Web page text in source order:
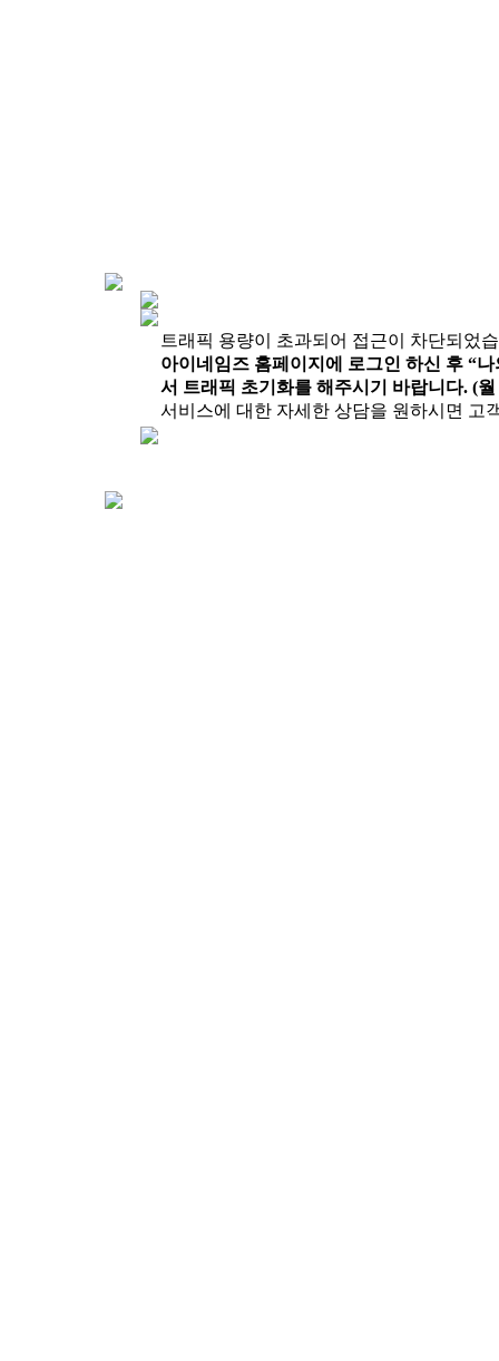
트래픽 용량이 초과되어 접근이 차단되었
아이네임즈 홈페이지에 로그인 하신 후 “
서 트래픽 초기화를 해주시기 바랍니다. (월
서비스에 대한 자세한 상담을 원하시면 고